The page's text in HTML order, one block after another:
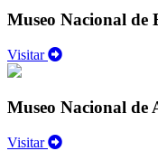
Museo Nacional
Visitar
Museo Nacional de
Visitar